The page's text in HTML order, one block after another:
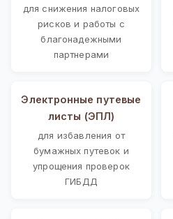
для снижения налоговых
рисков и работы с
благонадежными
партнерами
Электронные путевые
листы (ЭПЛ)
для избавления от
бумажных путевок и
упрощения проверок
ГИБДД